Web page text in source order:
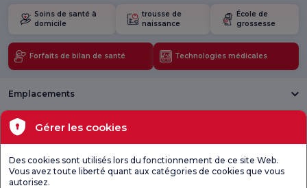
Soins de santé à
domicile
trousse de
naissance
École de
grossesse
Forfaits de bilan de santé Technologies médicales
Emplacements
Santé actuelle
Unités médicales
Gérer les cookies
Des cookies sont utilisés lors du fonctionnement de ce site Web.
Vous avez toute liberté quant aux catégories de cookies que vous
autorisez.